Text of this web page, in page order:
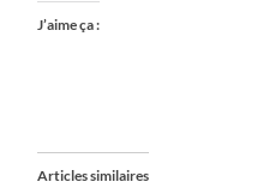
J’aime ça :
Articles similaires